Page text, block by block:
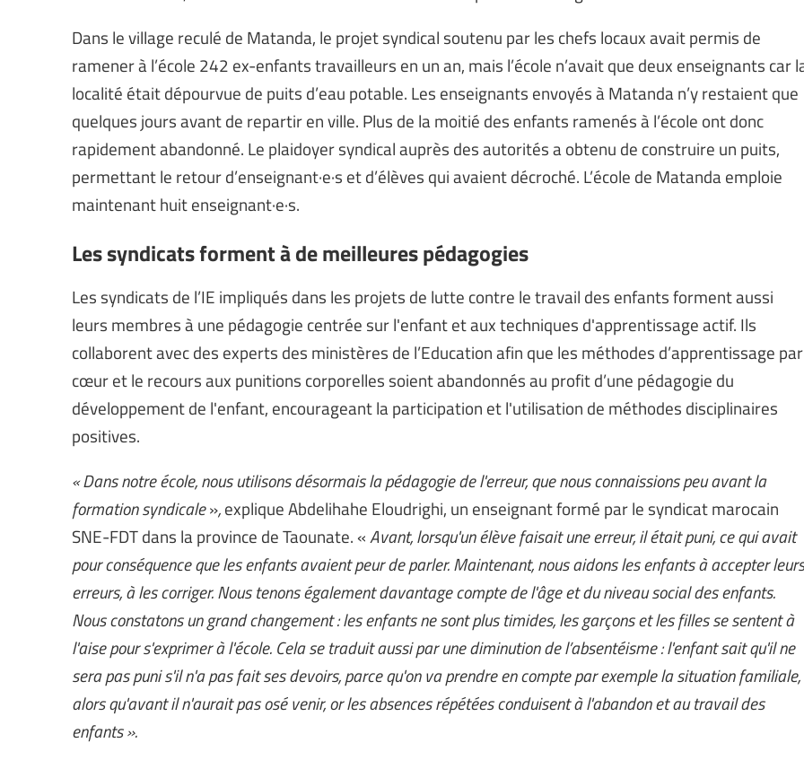
Dans le village reculé de Matanda, le projet syndical soutenu par les chefs locaux avait permis de
ramener à l’école 242 ex-enfants travailleurs en un an, mais l’école n’avait que deux enseignants car
localité était dépourvue de puits d’eau potable. Les enseignants envoyés à Matanda n’y restaient que
quelques jours avant de repartir en ville. Plus de la moitié des enfants ramenés à l’école ont donc
rapidement abandonné. Le plaidoyer syndical auprès des autorités a obtenu de construire un puits,
permettant le retour d’enseignant·e·s et d’élèves qui avaient décroché. L’école de Matanda emploie
maintenant huit enseignant·e·s.
Les syndicats forment à de meilleures pédagogies
Les syndicats de l’IE impliqués dans les projets de lutte contre le travail des enfants forment aussi
leurs membres à une pédagogie centrée sur l'enfant et aux techniques d'apprentissage actif. Ils
collaborent avec des experts des ministères de l’Education afin que les méthodes d’apprentissage par
cœur et le recours aux punitions corporelles soient abandonnés au profit d’une pédagogie du
développement de l'enfant, encourageant la participation et l'utilisation de méthodes disciplinaires
positives.
« Dans notre école, nous utilisons désormais la pédagogie de l'erreur, que nous connaissions peu avant la
formation syndicale»,explique Abdelihahe Eloudrighi, un enseignant formé par le syndicat marocain
SNE-FDT dans la province de Taounate.« Avant, lorsqu'un élève faisait une erreur, il était puni, ce qui avait
pour conséquence que les enfants avaient peur de parler. Maintenant, nous aidons les enfants à accepter leurs
erreurs, à les corriger. Nous tenons également davantage compte de l'âge et du niveau social des enfants.
Nous constatons un grand changement : les enfants ne sont plus timides, les garçons et les filles se sentent à
l'aise pour s'exprimer à l'école. Cela se traduit aussi par une diminution de l’absentéisme : l'enfant sait qu'il ne
sera pas puni s'il n'a pas fait ses devoirs, parce qu'on va prendre en compte par exemple la situation familiale,
alors qu'avant il n'aurait pas osé venir, or les absences répétées conduisent à l'abandon et au travail des
enfants ».